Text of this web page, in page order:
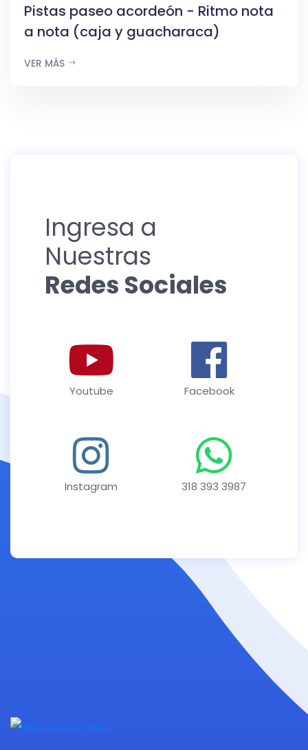
Pistas paseo acordeón - Ritmo nota
a nota (caja y guacharaca)
VER MÁS
Ingresa a
Nuestras
Redes Sociales
Youtube Facebook
Instagram 318 393 3987